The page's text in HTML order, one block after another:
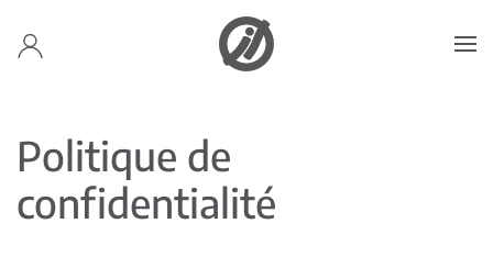
Accéder au contenu principal
Politique de
confidentialité